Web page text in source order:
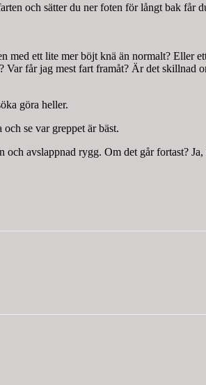
och sätter du ner foten för långt bak får
med ett lite mer böjt knä än normalt? Eller
får jag mest fart framåt? Är det skillnad
göra heller.
se var greppet är bäst.
och avslappnad rygg. Om det går fortast?